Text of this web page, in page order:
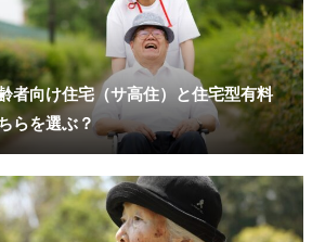
者向け住宅（サ高住）と住宅型有料
らを選ぶ？